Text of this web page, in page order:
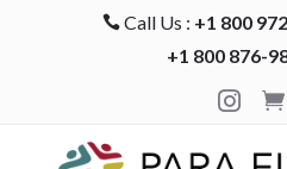
 Call Us : +1 800
+1 800 876-

